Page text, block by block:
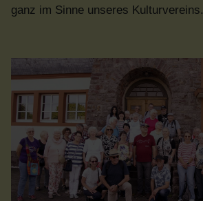
ganz im Sinne unseres Kulturvereins.